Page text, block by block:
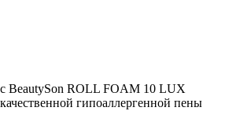
BeautySon ROLL FOAM 10 LUX
гипоаллергенной пены